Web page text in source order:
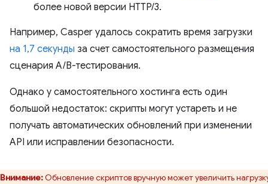
более новой версии HTTP/3.
Например, Casper удалось сократить время загрузки
на 1,7 секунды за счет самостоятельного размещения
сценария A/B-тестирования.
Однако у самостоятельного хостинга есть один
большой недостаток: скрипты могут устареть и не
получать автоматических обновлений при изменении
API или исправлении безопасности.
Внимание:Обновление скриптов вручную может увеличить